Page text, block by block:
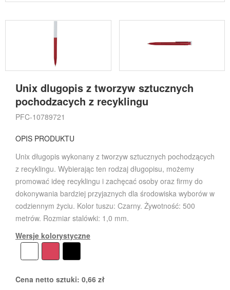
Unix dlugopis z tworzyw sztucznych
pochodzacych z recyklingu
PFC-10789721
OPIS PRODUKTU
Unix długopis wykonany z tworzyw sztucznych pochodzących
z recyklingu. Wybierając ten rodzaj długopisu, możemy
promować ideę recyklingu i zachęcać osoby oraz firmy do
dokonywania bardziej przyjaznych dla środowiska wyborów w
codziennym życiu. Kolor tuszu: Czarny. Żywotność: 500
metrów. Rozmiar stalówki: 1,0 mm.
Wersje kolorystyczne
Cena netto sztuki: 0,66 zł